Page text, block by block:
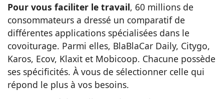
Pour vous faciliter le travail, 60 millions de
consommateurs a dressé un comparatif de
différentes applications spécialisées dans le
covoiturage. Parmi elles, BlaBlaCar Daily, Citygo,
Karos, Ecov, Klaxit et Mobicoop. Chacune possède
ses spécificités. À vous de sélectionner celle qui
répond le plus à vos besoins.